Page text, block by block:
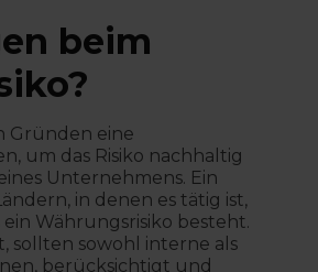
beim
Gründen eine
um das Risiko nachhaltig
Unternehmens. Ein
in denen es tätig ist,
Währungsrisiko besteht.
sollten sowohl interne als
berücksichtigt und